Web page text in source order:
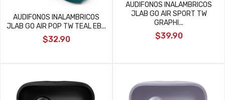
AUDIFONOS INALAMBRICOS
JLAB GO AIR POP TW TEAL EB...
$32.90
AUDIFONOS INALAMBRICOS
JLAB GO AIR SPORT TW
GRAPHI...
$39.90